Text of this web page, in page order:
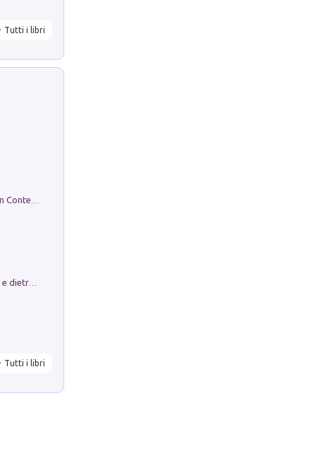
Tutti i libri
in alto! Livello A1. Con CD-Audio. Con Contenuto digitale per accesso on line
Tutti i libri